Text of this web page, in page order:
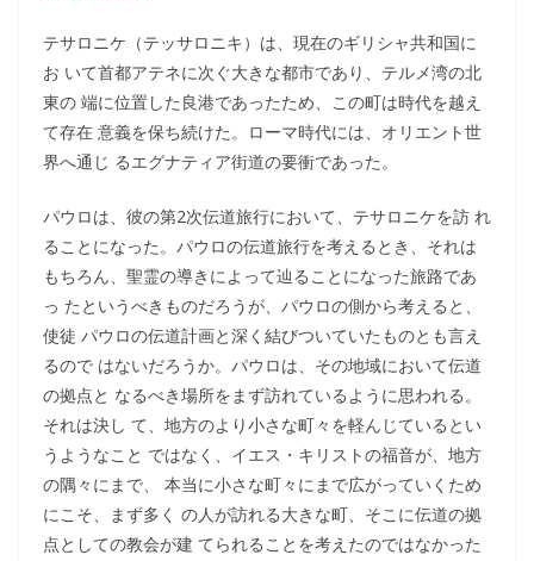
テサロニケ（テッサロニキ）は、現在のギリシャ共和国に
お いて首都アテネに次ぐ大きな都市であり、テルメ湾の北
東の 端に位置した良港であったため、この町は時代を越え
て存在 意義を保ち続けた。ローマ時代には、オリエント世
界へ通じ るエグナティア街道の要衝であった。
パウロは、彼の第2次伝道旅行において、テサロニケを訪 れ
ることになった。パウロの伝道旅行を考えるとき、それは
もちろん、聖霊の導きによって辿ることになった旅路であ
っ たというべきものだろうが、パウロの側から考えると、
使徒 パウロの伝道計画と深く結びついていたものとも言え
るので はないだろうか。パウロは、その地域において伝道
の拠点と なるべき場所をまず訪れているように思われる。
それは決し て、地方のより小さな町々を軽んじているとい
うようなこと ではなく、イエス・キリストの福音が、地方
の隅々にまで、 本当に小さな町々にまで広がっていくため
にこそ、まず多く の人が訪れる大きな町、そこに伝道の拠
点としての教会が建 てられることを考えたのではなかった